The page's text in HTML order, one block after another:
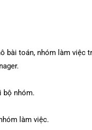
toán, nhóm làm việc
bộ nhóm.
làm việc.